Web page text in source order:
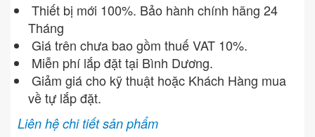
Thiết bị mới 100%. Bảo hành chính hãng 24
Tháng
Giá trên chưa bao gồm thuế VAT 10%.
Miễn phí lắp đặt tại Bình Dương.
Giảm giá cho kỹ thuật hoặc Khách Hàng mua
về tự lắp đặt.
Liên hệ chi tiết sản phẩm